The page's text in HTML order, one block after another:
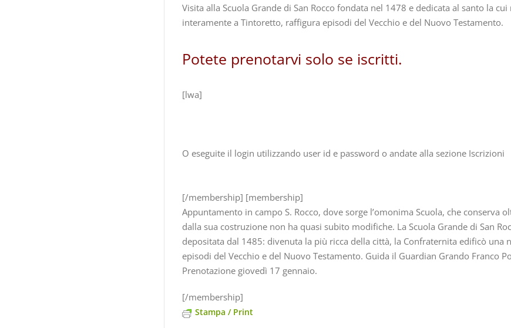
Visita alla Scuola Grande di San Rocco fondata nel 1478 e dedicata al santo la
interamente a Tintoretto, raffigura episodi del Vecchio e del Nuovo Testamento.
Potete prenotarvi solo se iscritti.
[lwa]
O eseguite il login utilizzando user id e password o andate alla sezione Iscrizioni
[/membership] [membership]
Appuntamento in campo S. Rocco, dove sorge l’omonima Scuola, che
dalla sua costruzione non ha quasi subito modifiche. La Scuola Grande di San
depositata dal 1485: divenuta la più ricca della città, la Confraternita edificò
episodi del Vecchio e del Nuovo Testamento. Guida il Guardian Grando Franco
Prenotazione giovedì 17 gennaio.
[/membership]
Stampa / Print